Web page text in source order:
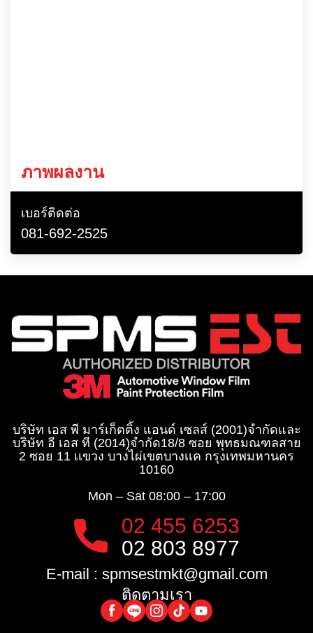
ภาพผลงาน
เบอร์ติดต่อ
081-692-2525
บริษัท เอส พี มาร์เก็ตติ้ง แอนด์ เซลส์ (2001)จำกัดและ
บริษัท อี เอส ที (2014)จำกัด​18/8 ซอย พุทธมณฑลสาย
2 ซอย 11 เเขวง บางไผ่เขตบางเเค กรุงเทพมหานคร
10160
Mon – Sat 08:00 – 17:00
02 455 6253
02 803 8977
E-mail : spmsestmkt@gmail.com
ติดตามเรา